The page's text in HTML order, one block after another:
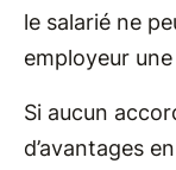
le salarié ne
employeur
Si aucun
d’avantages